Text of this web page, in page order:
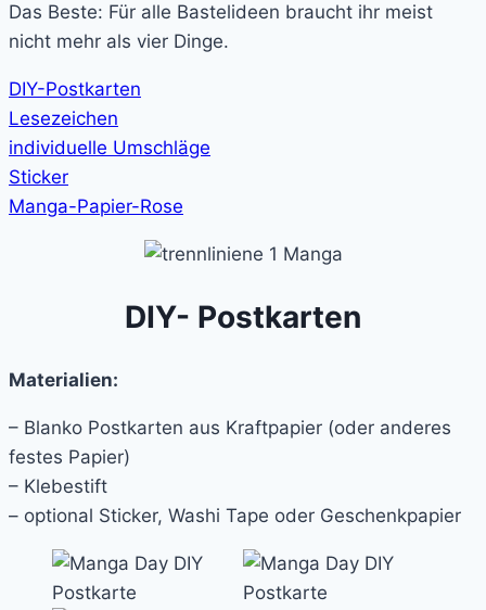
Das Beste: Für alle Bastelideen braucht ihr meist
nicht mehr als vier Dinge.
DIY-Postkarten
Lesezeichen
individuelle Umschläge
Sticker
Manga-Papier-Rose
DIY- Postkarten
Materialien:
– Blanko Postkarten aus Kraftpapier (oder anderes
festes Papier)
– Klebestift
– optional Sticker, Washi Tape oder Geschenkpapier